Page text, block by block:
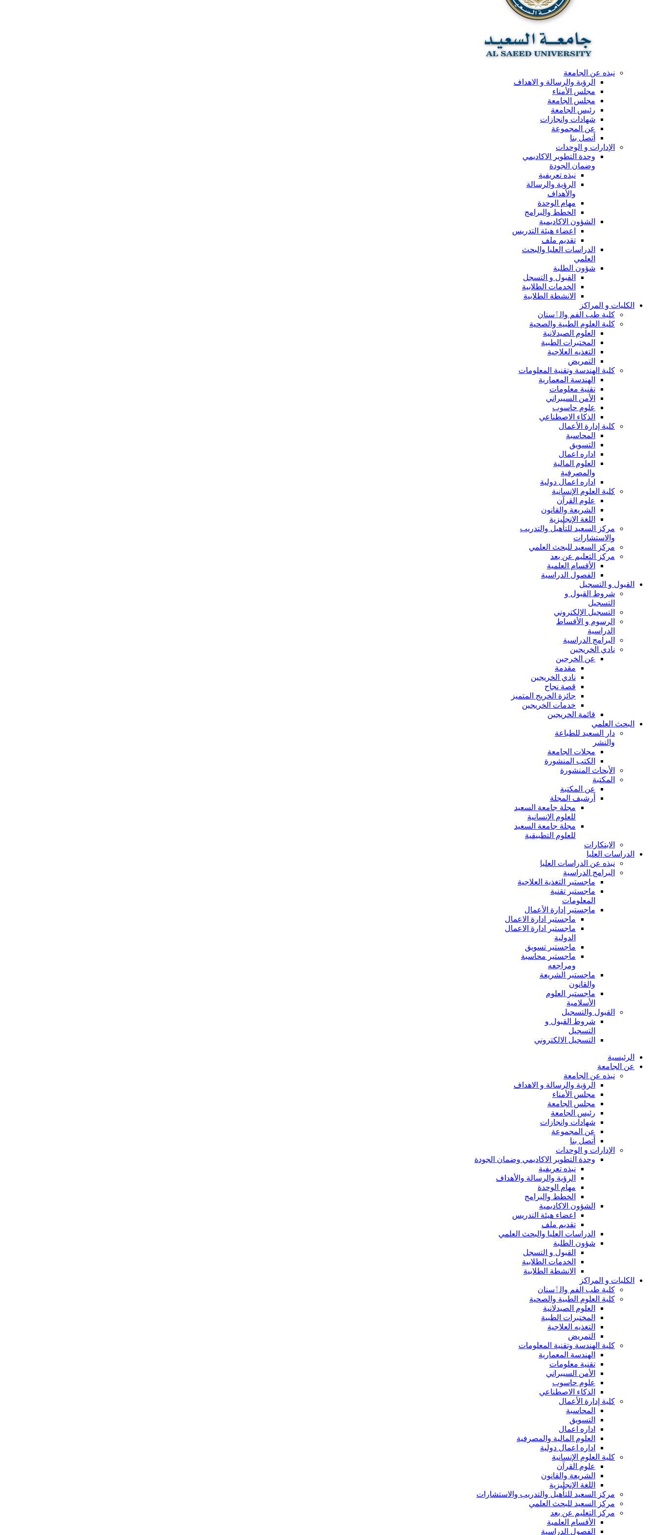
نبذه عن الجامعة
الرؤية والرسالة و الاهداف
مجلس الأمناء
مجلس الجامعة
رئيس الجامعة
شهادات وانجازات
عن المجموعة
أتصل بنا
الإدارات و الوحدات
وحدة التطوير الاكاديمي
وضمان الجودة
نبذه تعريفية
الرؤية والرسالة
والأهداف
مهام الوحدة
الخطط والبرامج
الشؤون الاكاديمية
اعضاء هيئة التدريس
تقديم ملف
الدراسات العليا والبحث
العلمي
شؤون الطلبة
القبول و التسجل
الخدمات الطلابية
الانشطة الطلابية
الكليات و المراكز
كلية طب الفم والٲسنان
كلية العلوم الطبية والصحية
العلوم الصيدلانية
المختبرات الطبية
التغذيه العلاجية
التمريض
كلية الهندسة وتقنية المعلومات
الهندسة المعمارية
تقنية معلومات
الأمن السيبراني
علوم حاسوب
الذكاء الاصطناعي
كلية إدارة الأعمال
المحاسبة
التسويق
اداره اعمال
العلوم المالية
والمصرفية
اداره اعمال دولية
كلية العلوم الإنسانية
علوم القرآن
الشريعة والقانون
اللغة الإنجليزية
مركز السعيد للتأهيل والتدريب
والاستشارات
مركز السعيد للبحث العلمي
مركز التعليم عن بعد
الأقسام العلمية
الفصول الدراسية
القبول و التسجيل
شروط القبول و
التسجيل
التسجيل الإلكتروني
الرسوم و الأقساط
الدراسية
البرامج الدراسية
نادي الخريجين
عن الخرجين
مقدمة
نادي الخريجين
قصة نجاح
جائزة الخريج المتميز
خدمات الخريجين
قائمة الخريجين
البحث العلمي
دار السعيد للطباعة
والنشر
مجلات الجامعة
الكتب المنشورة
الأبحاث المنشورة
المكتبة
عن المكتبة
أرشيف المجلة
مجلة جامعة السعيد
للعلوم الإنسانية
مجلة جامعة السعيد
للعلوم التطبيقية
الابتكارات
الدراسات العليا
نبذه عن الدراسات العليا
البرامج الدراسية
ماجستير التغذية العلاجية
ماجستير تقنية
المعلومات
ماجستير إدارة الأعمال
ماجستير ادارة الاعمال
ماجستير ادارة الاعمال
الدولية
ماجستير تسويق
ماجستير محاسبة
ومراجعه
ماجستير الشريعة
والقانون
ماجستير العلوم
الأسلامية
القبول والتسجيل
شروط القبول و
التسجيل
التسجيل الالكتروني
الرئيسية
عن الجامعة
نبذه عن الجامعة
الرؤية والرسالة و الاهداف
مجلس الأمناء
مجلس الجامعة
رئيس الجامعة
شهادات وانجازات
عن المجموعة
أتصل بنا
الإدارات و الوحدات
وحدة التطوير الاكاديمي وضمان الجودة
نبذه تعريفية
الرؤية والرسالة والأهداف
مهام الوحدة
الخطط والبرامج
الشؤون الاكاديمية
اعضاء هيئة التدريس
تقديم ملف
الدراسات العليا والبحث العلمي
شؤون الطلبة
القبول و التسجل
الخدمات الطلابية
الانشطة الطلابية
الكليات و المراكز
كلية طب الفم والٲسنان
كلية العلوم الطبية والصحية
العلوم الصيدلانية
المختبرات الطبية
التغذيه العلاجية
التمريض
كلية الهندسة وتقنية المعلومات
الهندسة المعمارية
تقنية معلومات
الأمن السيبراني
علوم حاسوب
الذكاء الاصطناعي
كلية إدارة الأعمال
المحاسبة
التسويق
اداره اعمال
العلوم المالية والمصرفية
اداره اعمال دولية
كلية العلوم الإنسانية
علوم القرآن
الشريعة والقانون
اللغة الإنجليزية
مركز السعيد للتأهيل والتدريب والاستشارات
مركز السعيد للبحث العلمي
مركز التعليم عن بعد
الأقسام العلمية
الفصول الدراسية